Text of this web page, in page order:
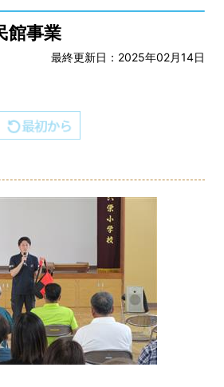
館事業
最終更新日：2025年02月14日